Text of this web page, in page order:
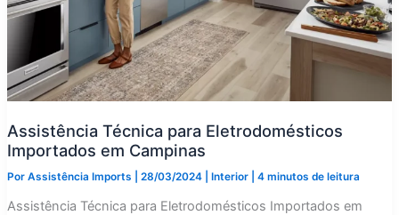
Assistência Técnica para Eletrodomésticos
Importados em Campinas
Por Assistência Imports 28/03/2024 Interior| 4 minutos de leitura
Assistência Técnica para Eletrodomésticos Importados em